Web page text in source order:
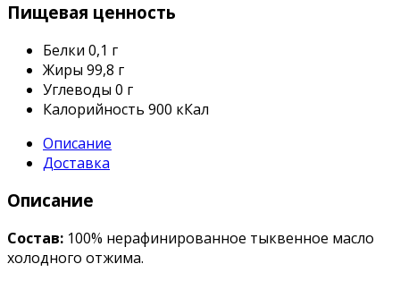
Пищевая ценность
Белки 0,1 г
Жиры 99,8 г
Углеводы 0 г
Калорийность 900 кКал
Описание
Доставка
Описание
Состав: 100% нерафинированное тыквенное масло
холодного отжима.